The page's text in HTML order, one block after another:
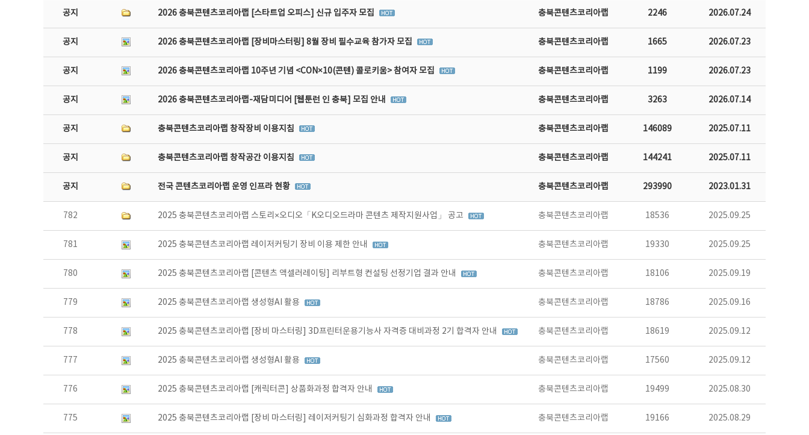
공지 2026 충북콘텐츠코리아랩 [스타트업 오피스] 신규 입주자 모집 충북콘텐츠코리아랩 2246 2026.07.24
공지 2026 충북콘텐츠코리아랩 [장비마스터링] 8월 장비 필수교육 참가자 모집 충북콘텐츠코리아랩 1665 2026.07.23
공지 2026 충북콘텐츠코리아랩 10주년 기념 <CON×10(콘텐) 콜로키움> 참여자 모집 충북콘텐츠코리아랩 1199 2026.07.23
공지 2026 충북콘텐츠코리아랩-재담미디어 [웹툰런 인 충북] 모집 안내 충북콘텐츠코리아랩 3263 2026.07.14
공지 충북콘텐츠코리아랩 창작장비 이용지침 충북콘텐츠코리아랩 146089 2025.07.11
공지 충북콘텐츠코리아랩 창작공간 이용지침 충북콘텐츠코리아랩 144241 2025.07.11
공지 전국 콘텐츠코리아랩 운영 인프라 현황 충북콘텐츠코리아랩 293990 2023.01.31
782 2025 충북콘텐츠코리아랩 스토리×오디오「K오디오드라마 콘텐츠 제작지원사업」 공고 충북콘텐츠코리아랩 18536 2025.09.25
781 2025 충북콘텐츠코리아랩 레이저커팅기 장비 이용 제한 안내 충북콘텐츠코리아랩 19330 2025.09.25
780 2025 충북콘텐츠코리아랩 [콘텐츠 액셀러레이팅] 리부트형 컨설팅 선정기업 결과 안내 충북콘텐츠코리아랩 18106 2025.09.19
779 2025 충북콘텐츠코리아랩 생성형AI 활용 충북콘텐츠코리아랩 18786 2025.09.16
778 2025 충북콘텐츠코리아랩 [장비 마스터링] 3D프린터운용기능사 자격증 대비과정 2기 합격자 안내 충북콘텐츠코리아랩 18619 2025.09.12
777 2025 충북콘텐츠코리아랩 생성형AI 활용 충북콘텐츠코리아랩 17560 2025.09.12
776 2025 충북콘텐츠코리아랩 [캐릭터콘] 상품화과정 합격자 안내 충북콘텐츠코리아랩 19499 2025.08.30
775 2025 충북콘텐츠코리아랩 [장비 마스터링] 레이저커팅기 심화과정 합격자 안내 충북콘텐츠코리아랩 19166 2025.08.29